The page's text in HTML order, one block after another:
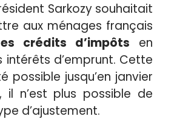
Sarkozy souhaitait
aux ménages français
crédits d’impôts en
d’emprunt. Cette
possible jusqu’en janvier
il n’est plus possible de
d’ajustement.